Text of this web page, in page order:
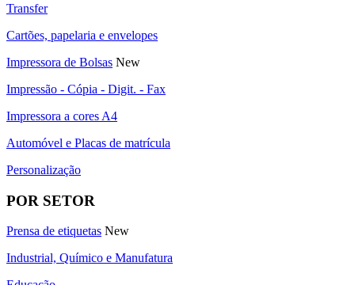
Transfer
Cartões, papelaria e envelopes
Impressora de Bolsas New
Impressão - Cópia - Digit. - Fax
Impressora a cores A4
Automóvel e Placas de matrícula
Personalização
POR SETOR
Prensa de etiquetas New
Industrial, Químico e Manufatura